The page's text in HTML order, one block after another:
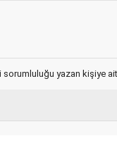
sorumluluğu yazan kişiye